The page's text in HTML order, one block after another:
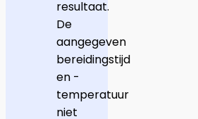
resultaat.
De
aangegeven
bereidingstijd
en -
temperatuur
niet